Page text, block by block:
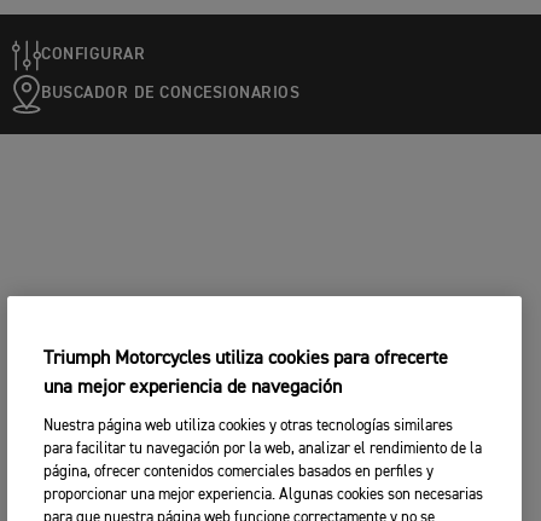
CONFIGURAR
BUSCADOR DE CONCESIONARIOS
Triumph Motorcycles utiliza cookies para ofrecerte
una mejor experiencia de navegación
Nuestra página web utiliza cookies y otras tecnologías similares
para facilitar tu navegación por la web, analizar el rendimiento de la
página, ofrecer contenidos comerciales basados en perfiles y
proporcionar una mejor experiencia. Algunas cookies son necesarias